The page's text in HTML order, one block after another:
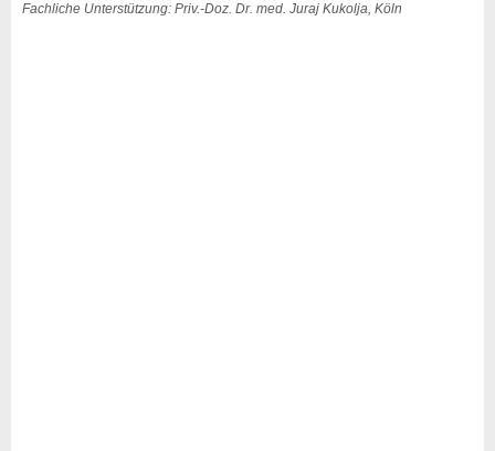
Fachliche Unterstützung: Priv.-Doz. Dr. med. Juraj Kukolja, Köln